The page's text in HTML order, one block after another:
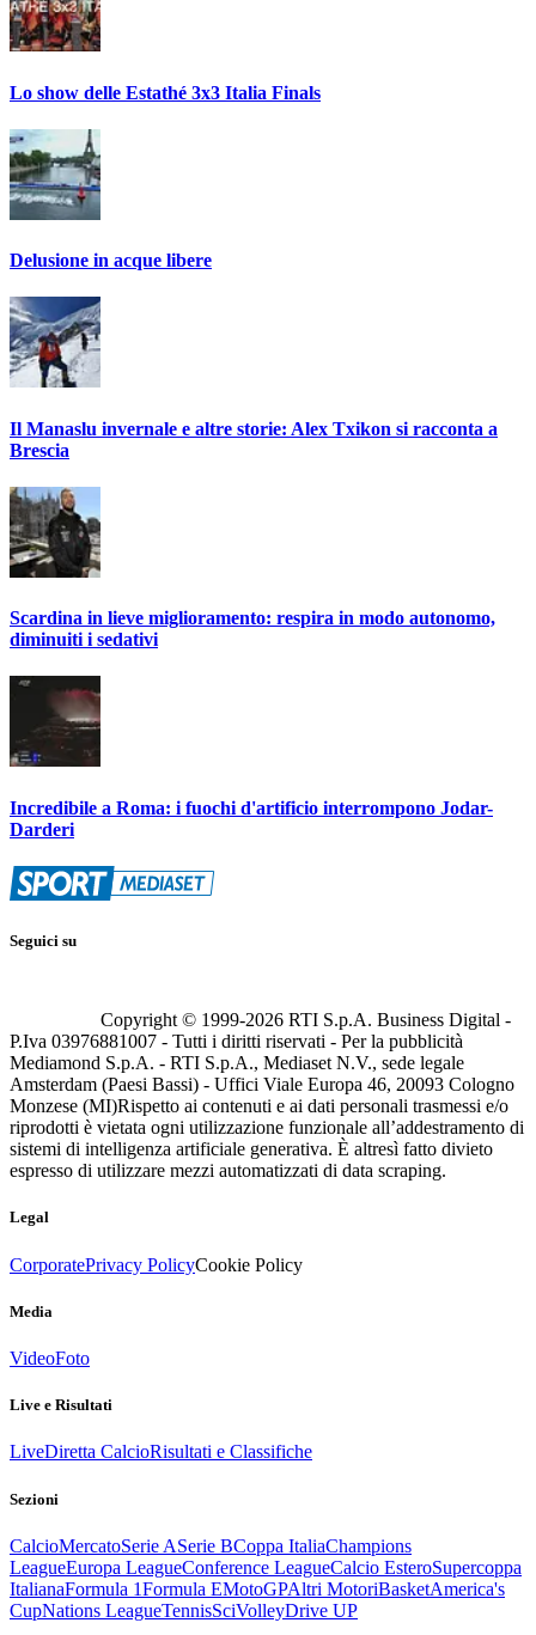
Lo show delle Estathé 3x3 Italia Finals
Delusione in acque libere
Il Manaslu invernale e altre storie: Alex Txikon si racconta a
Brescia
Scardina in lieve miglioramento: respira in modo autonomo,
diminuiti i sedativi
Incredibile a Roma: i fuochi d'artificio interrompono Jodar-
Darderi
Seguici su
Copyright © 1999-2026 RTI S.p.A. Business Digital -
P.Iva 03976881007 - Tutti i diritti riservati - Per la pubblicità
Mediamond S.p.A. - RTI S.p.A., Mediaset N.V., sede legale
Amsterdam (Paesi Bassi) - Uffici Viale Europa 46, 20093 Cologno
Monzese (MI)Rispetto ai contenuti e ai dati personali trasmessi e/o
riprodotti è vietata ogni utilizzazione funzionale all’addestramento di
sistemi di intelligenza artificiale generativa. È altresì fatto divieto
espresso di utilizzare mezzi automatizzati di data scraping.
Legal
CorporatePrivacy PolicyCookie Policy
Media
VideoFoto
Live e Risultati
LiveDiretta CalcioRisultati e Classifiche
Sezioni
CalcioMercatoSerie ASerie BCoppa ItaliaChampions
LeagueEuropa LeagueConference LeagueCalcio EsteroSupercoppa
ItalianaFormula 1Formula EMotoGPAltri MotoriBasketAmerica's
CupNations LeagueTennisSciVolleyDrive UP